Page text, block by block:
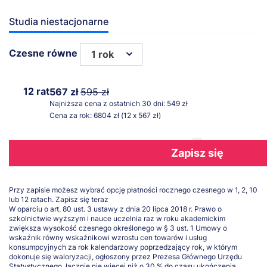
Studia niestacjonarne
Czesne równe 1 rok
12 rat567 zł595 zł
Najniższa cena z ostatnich 30 dni: 549 zł
Cena za rok: 6804 zł (12 x 567 zł)
Zapisz się
Przy zapisie możesz wybrać opcję płatności rocznego czesnego w 1, 2, 10
lub 12 ratach. Zapisz się teraz
W oparciu o art. 80 ust. 3 ustawy z dnia 20 lipca 2018 r. Prawo o
szkolnictwie wyższym i nauce uczelnia raz w roku akademickim
zwiększa wysokość czesnego określonego w § 3 ust. 1 Umowy o
wskaźnik równy wskaźnikowi wzrostu cen towarów i usług
konsumpcyjnych za rok kalendarzowy poprzedzający rok, w którym
dokonuje się waloryzacji, ogłoszony przez Prezesa Głównego Urzędu